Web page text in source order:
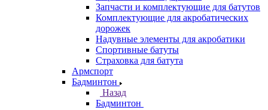
Запчасти и комплектующие для батутов
Комплектующие для акробатических
дорожек
Надувные элементы для акробатики
Спортивные батуты
Страховка для батута
Армспорт
Бадминтон
Назад
Бадминтон